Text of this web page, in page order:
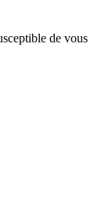
de vous